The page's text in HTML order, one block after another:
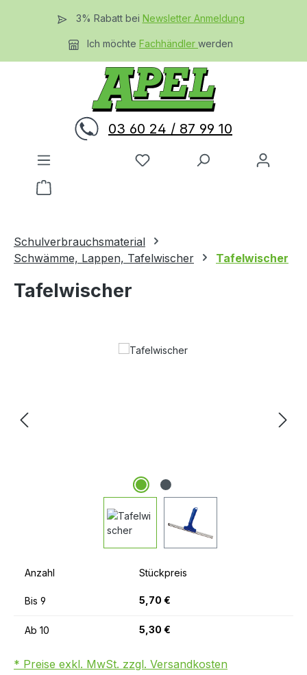
Zum Hauptinhalt springen
3% Rabatt bei Newsletter Anmeldung
Ich möchteFachhändlerwerden
03 60 24 / 87 99 10
Du hast 0 Produkte auf dem
Warenkorb enthält 0 Positionen. Der
Schulverbrauchsmaterial
Schwämme, Lappen, Tafelwischer
Tafelwischer
Tafelwischer
Bildergalerie überspringen
Anzahl Stückpreis
Bis 9 5,70 €
Ab 10 5,30 €
* Preise exkl. MwSt. zzgl. Versandkosten